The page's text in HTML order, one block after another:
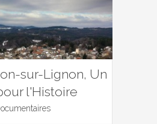
sur-Lignon, Un
l'Histoire